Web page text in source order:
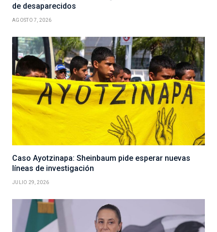
de desaparecidos
AGOSTO 7, 2026
Caso Ayotzinapa: Sheinbaum pide esperar nuevas
líneas de investigación
JULIO 29, 2026